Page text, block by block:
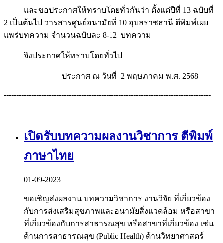
และขอประกาศให้ทราบโดยทั่วกันว่า ตั้งแต่ปีที่ 13 ฉบับที่
2 เป็นต้นไป วารสารศูนย์อนามัยที่ 10 อุบลราชธานี ตีพิมพ์เผย
แพร่บทความ จำนวนฉบับละ 8-12 บทความ
จึงประกาศให้ทราบโดยทั่วไป
ประกาศ ณ วันที่ 2 พฤษภาคม พ.ศ. 2568
-----------------------------------------------------------------------------------
เปิดรับบทความผลงานวิชาการ ตีพิมพ์
ภาษาไทย
01-09-2023
ขอเชิญส่งผลงาน บทความวิชาการ งานวิจัย ที่เกี่ยวข้อง
กับการส่งเสริมสุขภาพและอนามัยสิ่งแวดล้อม หรือสาขา
ที่เกี่ยวข้องกับการสาธารณสุข หรือสาขาที่เกี่ยวข้อง เช่น
ด้านการสาธารณสุข (Public Health) ด้านวิทยาศาสตร์